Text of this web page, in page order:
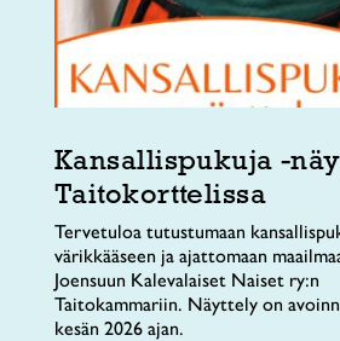
Kansallispukuja -
Taitokorttelissa
Tervetuloa tutustumaan
värikkääseen ja ajattomaan
Joensuun Kalevalaiset Naiset ry:n
Taitokammariin. Näyttely on
kesän 2026 ajan.